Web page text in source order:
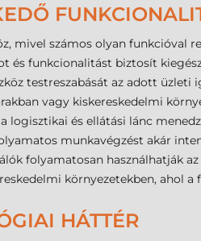
mivel számos olyan funkcióval
funkcionalitást biztosít
testreszabását az adott üzleti
vagy kiskereskedelmi
logisztikai és ellátási lánc
munkavégzést akár
folyamatosan használhatják
környezetekben, ahol
HÁTTÉR